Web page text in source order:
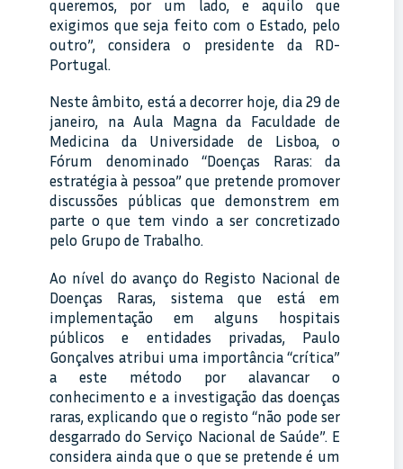
queremos, por um lado, e aquilo que
exigimos que seja feito com o Estado, pelo
outro”, considera o presidente da RD-
Portugal.
Neste âmbito, está a decorrer hoje, dia 29 de
janeiro, na Aula Magna da Faculdade de
Medicina da Universidade de Lisboa, o
Fórum denominado “Doenças Raras: da
estratégia à pessoa” que pretende promover
discussões públicas que demonstrem em
parte o que tem vindo a ser concretizado
pelo Grupo de Trabalho.
Ao nível do avanço do Registo Nacional de
Doenças Raras, sistema que está em
implementação em alguns hospitais
públicos e entidades privadas, Paulo
Gonçalves atribui uma importância “crítica”
a este método por alavancar o
conhecimento e a investigação das doenças
raras, explicando que o registo “não pode ser
desgarrado do Serviço Nacional de Saúde”. E
considera ainda que o que se pretende é um